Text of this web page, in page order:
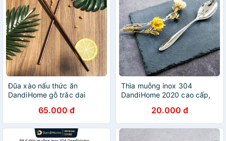
Đũa xào nấu thức ăn
DandiHome gỗ trắc dai
tốt, không độc hại khi gặp
nhiệt độ cao
65.000 đ
Thìa muỗng inox 304
DandiHome 2020 cao cấp,
20.000 đ